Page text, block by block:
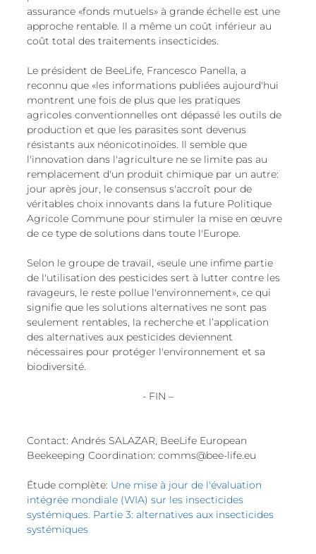
assurance «fonds mutuels» à grande échelle est une
approche rentable. Il a même un coût inférieur au
coût total des traitements insecticides.
Le président de BeeLife, Francesco Panella, a
reconnu que «les informations publiées aujourd'hui
montrent une fois de plus que les pratiques
agricoles conventionnelles ont dépassé les outils de
production et que les parasites sont devenus
résistants aux néonicotinoïdes. Il semble que
l'innovation dans l'agriculture ne se limite pas au
remplacement d'un produit chimique par un autre:
jour après jour, le consensus s'accroît pour de
véritables choix innovants dans la future Politique
Agricole Commune pour stimuler la mise en œuvre
de ce type de solutions dans toute l'Europe.
Selon le groupe de travail, «seule une infime partie
de l'utilisation des pesticides sert à lutter contre les
ravageurs, le reste pollue l'environnement», ce qui
signifie que les solutions alternatives ne sont pas
seulement rentables, la recherche et l’application
des alternatives aux pesticides deviennent
nécessaires pour protéger l'environnement et sa
biodiversité.
- FIN –
Contact: Andrés SALAZAR, BeeLife European
Beekeeping Coordination: comms@bee-life.eu
Étude complète: Une mise à jour de l'évaluation
intégrée mondiale (WIA) sur les insecticides
systémiques. Partie 3: alternatives aux insecticides
systémiques